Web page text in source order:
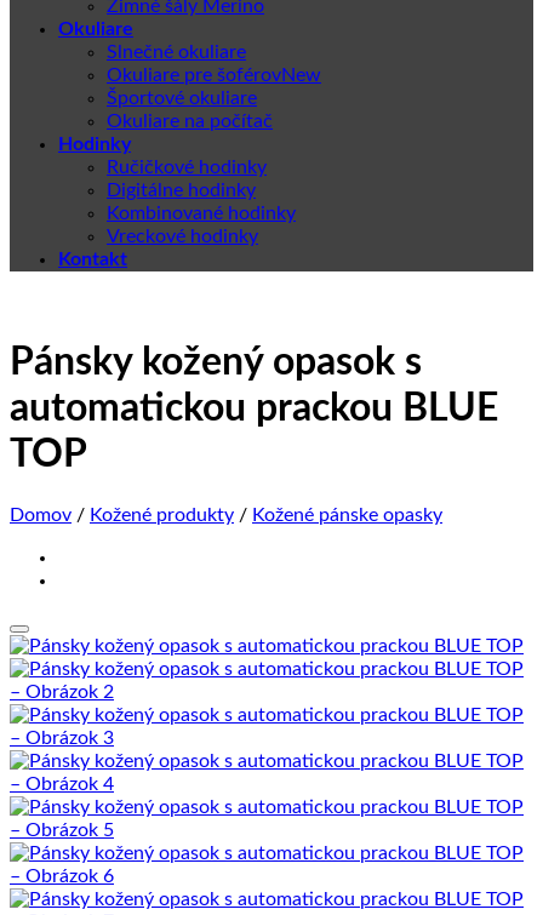
Zimné šály Merino
Okuliare
Slnečné okuliare
Okuliare pre šoférov
Športové okuliare
Okuliare na počítač
Hodinky
Ručičkové hodinky
Digitálne hodinky
Kombinované hodinky
Vreckové hodinky
Kontakt
Pánsky kožený opasok s
automatickou prackou BLUE
TOP
Domov / Kožené produkty / Kožené pánske opasky